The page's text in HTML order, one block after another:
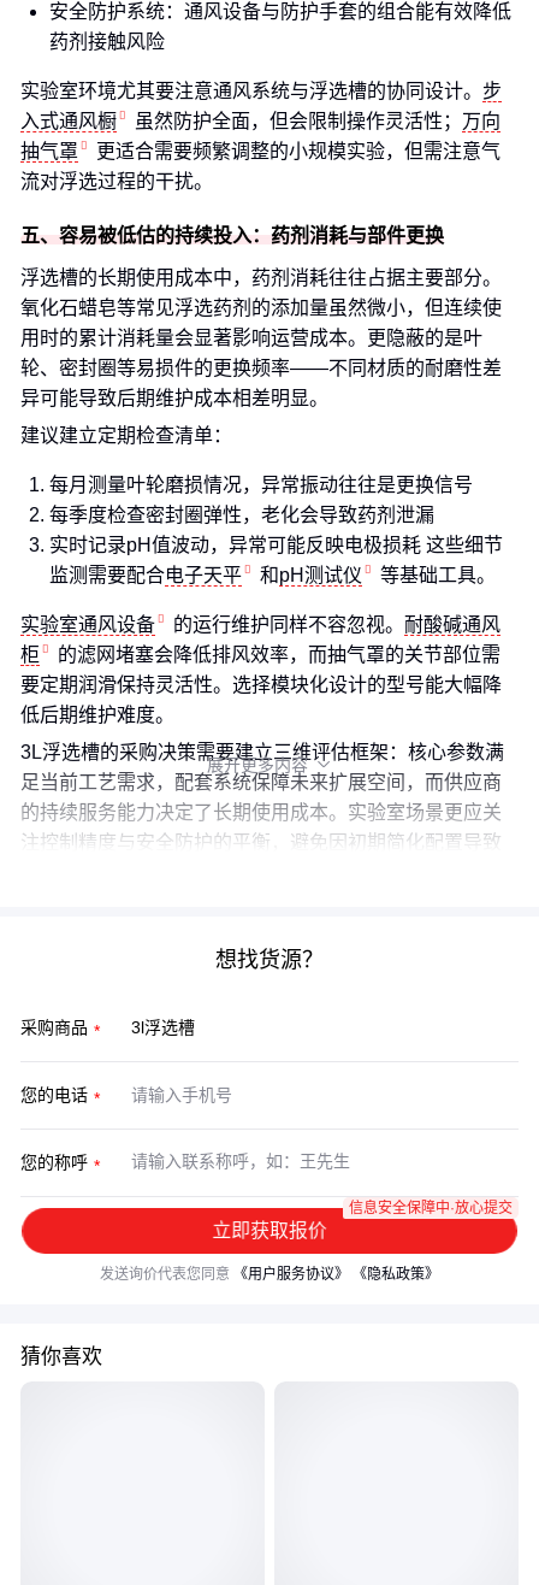
安全防护系统：通风设备与防护手套的组合能有效降低
药剂接触风险
实验室环境尤其要注意通风系统与浮选槽的协同设计。 步
入式通风橱
虽然防护全面，但会限制操作灵活性； 万向
抽气罩
更适合需要频繁调整的小规模实验，但需注意气
流对浮选过程的干扰。
五、容易被低估的持续投入：药剂消耗与部件更换
浮选槽的长期使用成本中，药剂消耗往往占据主要部分。
氧化石蜡皂等常见浮选药剂的添加量虽然微小，但连续使
用时的累计消耗量会显著影响运营成本。更隐蔽的是叶
轮、密封圈等易损件的更换频率——不同材质的耐磨性差
异可能导致后期维护成本相差明显。
建议建立定期检查清单：
每月测量叶轮磨损情况，异常振动往往是更换信号
每季度检查密封圈弹性，老化会导致药剂泄漏
实时记录pH值波动，异常可能反映电极损耗 这些细节
监测需要配合电子天平 和pH测试仪 等基础工具。
实验室通风设备 的运行维护同样不容忽视。 耐酸碱通风
柜
的滤网堵塞会降低排风效率，而抽气罩的关节部位需
要定期润滑保持灵活性。选择模块化设计的型号能大幅降
低后期维护难度。
3L浮选槽的采购决策需要建立三维评估框架：核心参数满
足当前工艺需求，配套系统保障未来扩展空间，而供应商
的持续服务能力决定了长期使用成本。实验室场景更应关
注控制精度与安全防护的平衡，避免因初期简化配置导致
展开更多内容 
想找货源？
采购商品
您的电话
您的称呼
立即获取报价
信息安全保障中·放心提交
发送询价代表您同意 《用户服务协议》 《隐私政策》
猜你喜欢